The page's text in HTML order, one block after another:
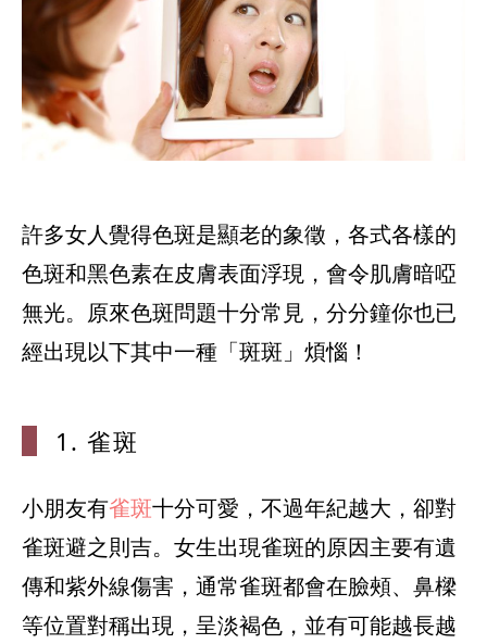
許多女人覺得色斑是顯老的象徵，各式各樣的
色斑和黑色素在皮膚表面浮現，會令肌膚暗啞
無光。原來色斑問題十分常見，分分鐘你也已
經出現以下其中一種「斑斑」煩惱！
1. 雀斑
小朋友有雀斑十分可愛，不過年紀越大，卻對
雀斑避之則吉。女生出現雀斑的原因主要有遺
傳和紫外線傷害，通常雀斑都會在臉頰、鼻樑
等位置對稱出現，呈淡褐色，並有可能越長越